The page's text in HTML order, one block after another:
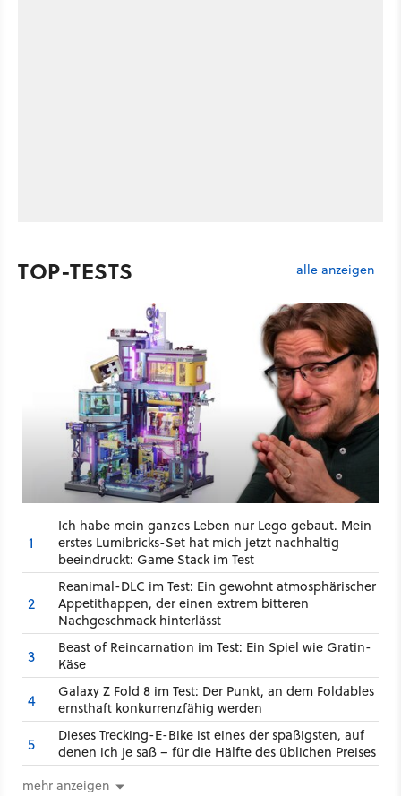
TOP-TESTS alle anzeigen
1
Ich habe mein ganzes Leben nur Lego gebaut. Mein
erstes Lumibricks-Set hat mich jetzt nachhaltig
beeindruckt: Game Stack im Test
2
Reanimal-DLC im Test: Ein gewohnt atmosphärischer
Appetithappen, der einen extrem bitteren
Nachgeschmack hinterlässt
3
Beast of Reincarnation im Test: Ein Spiel wie Gratin-
Käse
4
Galaxy Z Fold 8 im Test: Der Punkt, an dem Foldables
ernsthaft konkurrenzfähig werden
5
Dieses Trecking-E-Bike ist eines der spaßigsten, auf
denen ich je saß – für die Hälfte des üblichen Preises
mehr anzeigen